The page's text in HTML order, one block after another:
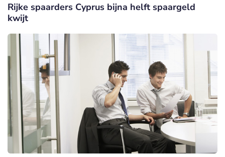
Rijke spaarders Cyprus bijna helft spaargeld
kwijt